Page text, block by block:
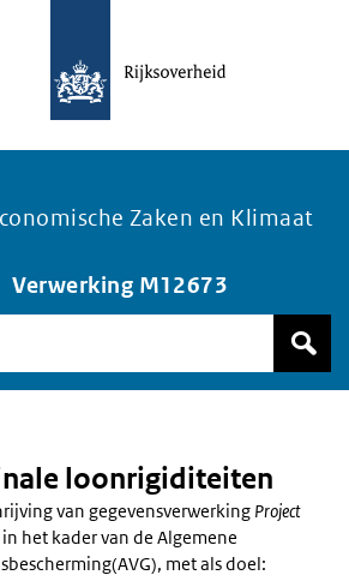
Zaken en Klimaat
Verwerking M12673
loonrigiditeiten
van gegevensverwerking Project
in het kader van de Algemene
met als doel: